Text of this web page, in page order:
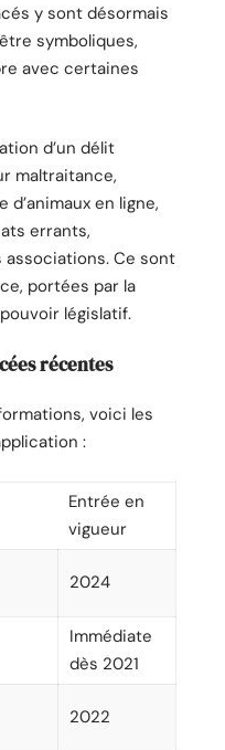
y sont désormais
symboliques,
avec certaines
d’un délit
maltraitance,
en ligne,
errants,
Ce sont
portées par la
législatif.
récentes
voici les
:
Entrée en
vigueur
2024
Immédiate
dès 2021
2022